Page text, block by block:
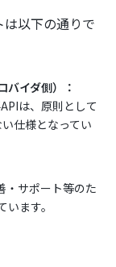
以下の通りで
バイダ側）：
は、原則として
仕様となってい
・サポート等のた
ます。